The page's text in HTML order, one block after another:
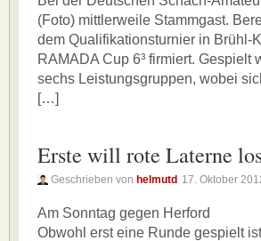
(Foto) mittlerweile Stammgast.
dem Qualifikationsturnier in Brühl-
RAMADA Cup 6³ firmiert.
sechs Leistungsgruppen, wobei
[…]
Erste will rote Laterne
Geschrieben von helmutd 17. Oktober
Am Sonntag gegen Herford
Obwohl erst eine Runde gespielt